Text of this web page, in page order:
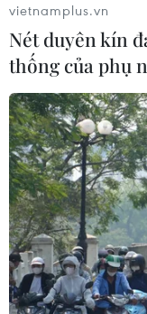
vietnamplus.vn
Nét duyên kín
thống của phụ